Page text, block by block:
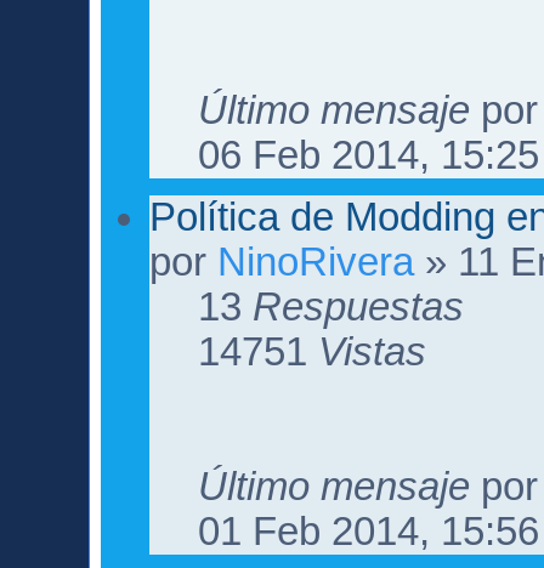
Último mensaje
06 Feb 2014, 15:25
Política de Modding
por NinoRivera» 11
13 Respuestas
14751 Vistas
Último mensaje
01 Feb 2014, 15:56